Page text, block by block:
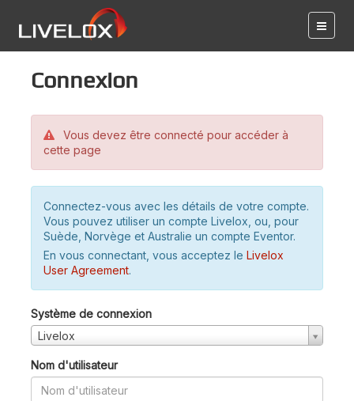
Connexion
Vous devez être connecté pour accéder à
cette page
Connectez-vous avec les détails de votre compte.
Vous pouvez utiliser un compte Livelox, ou, pour
Suède, Norvège et Australie un compte Eventor.
En vous connectant, vous acceptez le Livelox
User Agreement.
Système de connexion
Livelox
Nom d'utilisateur